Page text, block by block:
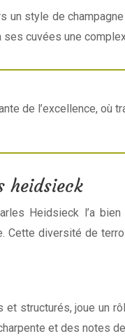
un style de
cuvées une
de l’excellence, où
heidsieck
Heidsieck l’a
Cette diversité de
structurés, joue
et des notes